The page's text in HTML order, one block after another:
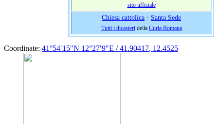
sito ufficiale
Chiesa cattolica · Santa Sede
Tutti i dicasteridella Curia Romana
Coordinate: 41°54′15″N 12°27′9″E /41.90417, 12.4525